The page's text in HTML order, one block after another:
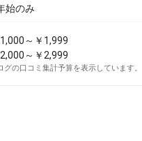
始のみ
～￥1,999
～￥2,999
グの口コミ集計予算を表示しています。